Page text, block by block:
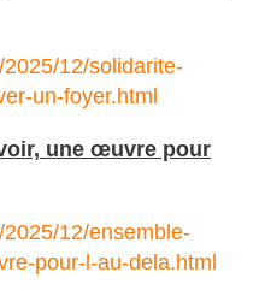
12/solidarite-
un-foyer.html
une œuvre pour
12/ensemble-
pour-l-au-dela.html